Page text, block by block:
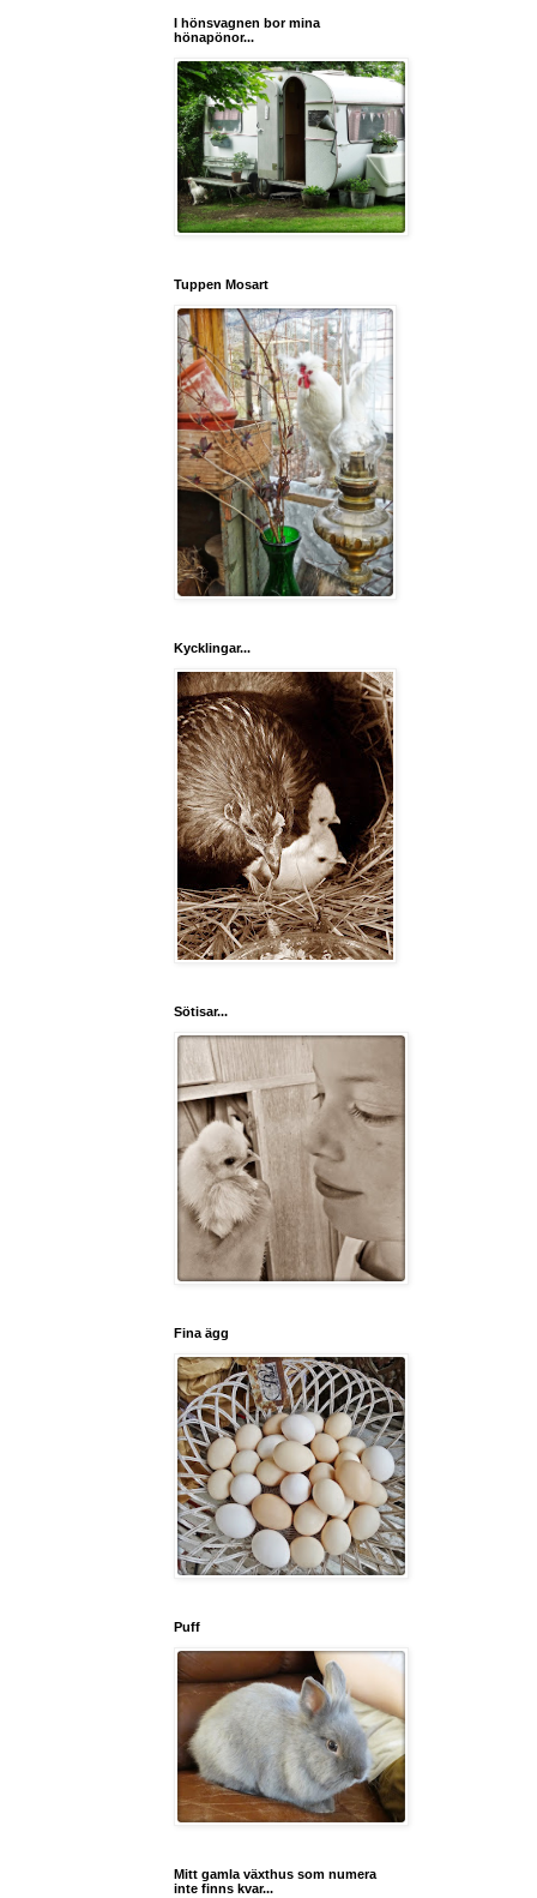
I hönsvagnen bor mina
hönapönor...
Tuppen Mosart
Kycklingar...
Sötisar...
Fina ägg
Puff
Mitt gamla växthus som numera
inte finns kvar...